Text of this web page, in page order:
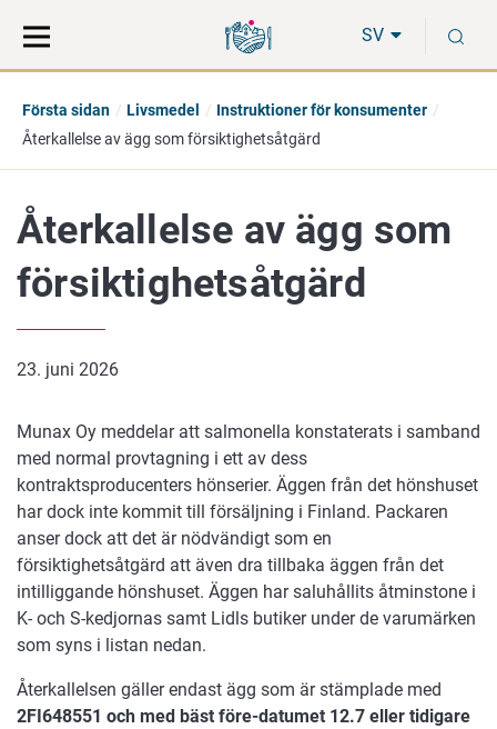
direkt
till
på
hela
SV
Första sidan Livsmedel
Instruktioner för konsumenter
Återkallelse av ägg som försiktighetsåtgärd
Återkallelse av ägg som
försiktighetsåtgärd
23. juni 2026
Munax Oy meddelar att salmonella konstaterats i samband
med normal provtagning i ett av dess
kontraktsproducenters hönserier. Äggen från det hönshuset
har dock inte kommit till försäljning i Finland. Packaren
anser dock att det är nödvändigt som en
försiktighetsåtgärd att även dra tillbaka äggen från det
intilliggande hönshuset. Äggen har saluhållits åtminstone i
K- och S-kedjornas samt Lidls butiker under de varumärken
som syns i listan nedan.
Återkallelsen gäller endast ägg som är stämplade med
2FI648551 och med bäst före-datumet 12.7 eller tidigare